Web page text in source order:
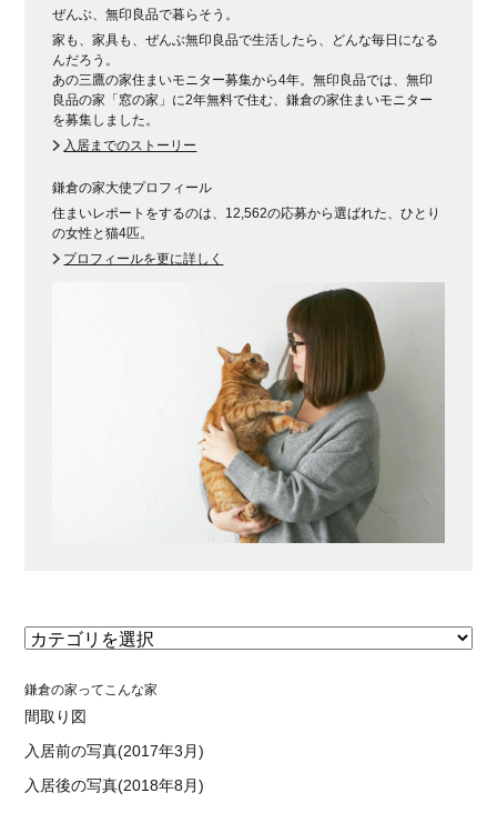
ぜんぶ、無印良品で暮らそう。
家も、家具も、ぜんぶ無印良品で生活したら、どんな毎日になる
んだろう。
あの三鷹の家住まいモニター募集から4年。無印良品では、無印
良品の家「窓の家」に2年無料で住む、鎌倉の家住まいモニター
を募集しました。
入居までのストーリー
鎌倉の家大使プロフィール
住まいレポートをするのは、12,562の応募から選ばれた、ひとり
の女性と猫4匹。
プロフィールを更に詳しく
鎌倉の家ってこんな家
間取り図
入居前の写真(2017年3月)
入居後の写真(2018年8月)